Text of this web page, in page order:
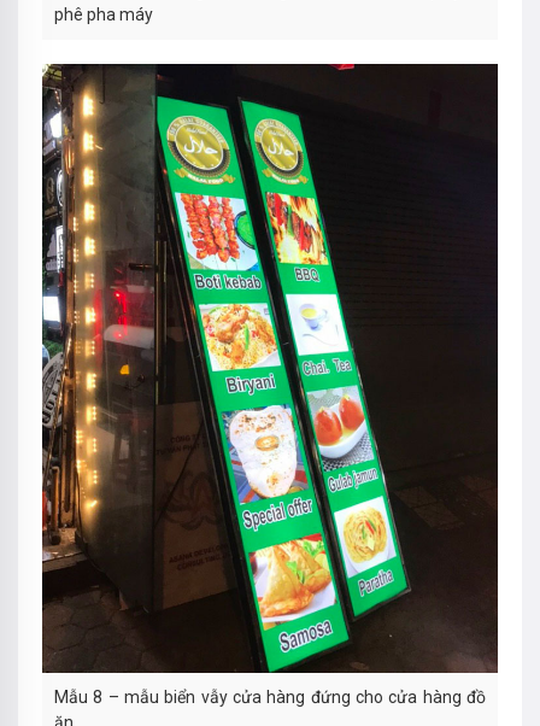
phê pha máy
Mẫu 8 – mẫu biển vẫy cửa hàng đứng cho cửa hàng đồ